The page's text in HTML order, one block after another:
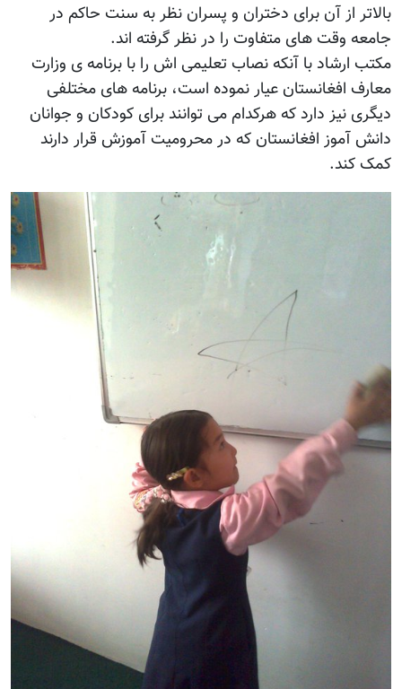
بالاتر از آن برای دختران و پسران نظر به سنت حاکم در
جامعه وقت های متفاوت را در نظر گرفته اند.
مکتب ارشاد با آنکه نصاب تعلیمی اش را با برنامه ی وزارت
معارف افغانستان عیار نموده است، برنامه های مختلفی
دیگری نیز دارد که هرکدام می توانند برای کودکان و جوانان
دانش آموز افغانستان که در محرومیت آموزش قرار دارند
کمک کند.